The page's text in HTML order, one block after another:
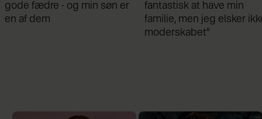
gode fædre - og min søn er
en af dem
fantastisk at have min
familie, men jeg elsker
moderskabet”